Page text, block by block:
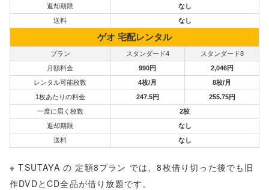
返却期限
なし
送料
なし
ゲオ 宅配レンタル
プラン スタンダード4
スタンダード8
月額料金
990円
2,046円
レンタル可能枚数
4枚/月
8枚/月
1枚あたりの料金
247.5円
255.75円
一度に届く枚数
2枚
返却期限
なし
送料
なし
※ TSUTAYA の 定額8プラン では、8枚借り切った後でも旧
作DVDとCD全品が借り放題です。